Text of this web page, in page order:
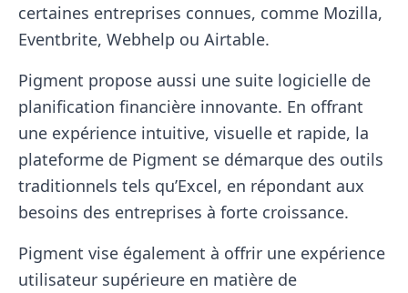
certaines entreprises connues, comme Mozilla,
Eventbrite, Webhelp ou Airtable.
Pigment propose aussi une suite logicielle de
planification financière innovante. En offrant
une expérience intuitive, visuelle et rapide, la
plateforme de Pigment se démarque des outils
traditionnels tels qu’Excel, en répondant aux
besoins des entreprises à forte croissance.
Pigment vise également à offrir une expérience
utilisateur supérieure en matière de